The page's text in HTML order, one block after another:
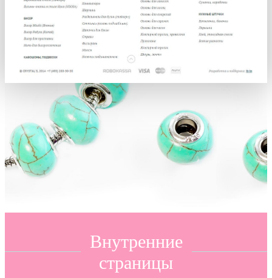
Внутренние
страницы